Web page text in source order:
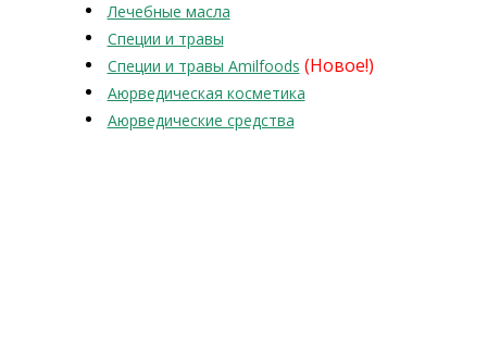
Лечебные масла
Специи и травы
Специи и травы Amilfoods (Новое!)
Аюрведическая косметика
Аюрведические средства